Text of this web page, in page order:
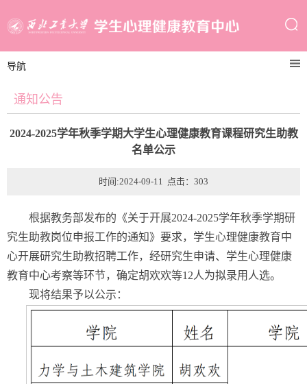
导航
通知公告
2024-2025学年秋季学期大学生心理健康教育课程研究生助教
名单公示
时间:2024-09-11 点击： 303
根据教务部发布的《关于开展2024-2025学年秋季学期研
究生助教岗位申报工作的通知》要求，学生心理健康教育中
心开展研究生助教招聘工作，经研究生申请、学生心理健康
教育中心考察等环节，确定胡欢欢等12人为拟录用人选。
现将结果予以公示：